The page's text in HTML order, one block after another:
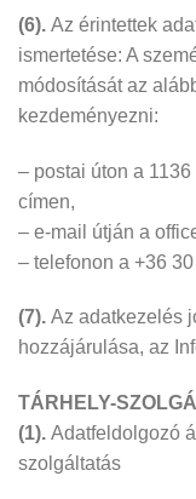
(6). Az érintettek
ismertetése: A
módosítását az
kezdeményezni:
– postai úton a
címen,
– e-mail útján a
– telefonon a +36
(7). Az adatkezelés
hozzájárulása, az
TÁRHELY-
(1). Adatfeldolgozó
szolgáltatás